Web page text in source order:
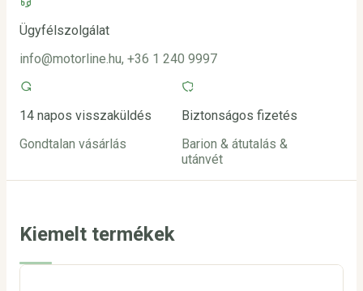
Ügyfélszolgálat
info@motorline.hu, +36 1 240 9997
14 napos visszaküldés
Gondtalan vásárlás
Biztonságos fizetés
Barion & átutalás &
utánvét
Kiemelt termékek